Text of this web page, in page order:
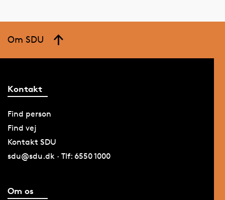
Om SDU
Kontakt
Find person
Find vej
Kontakt SDU
sdu@sdu.dk · Tlf: 6550 1000
Om os